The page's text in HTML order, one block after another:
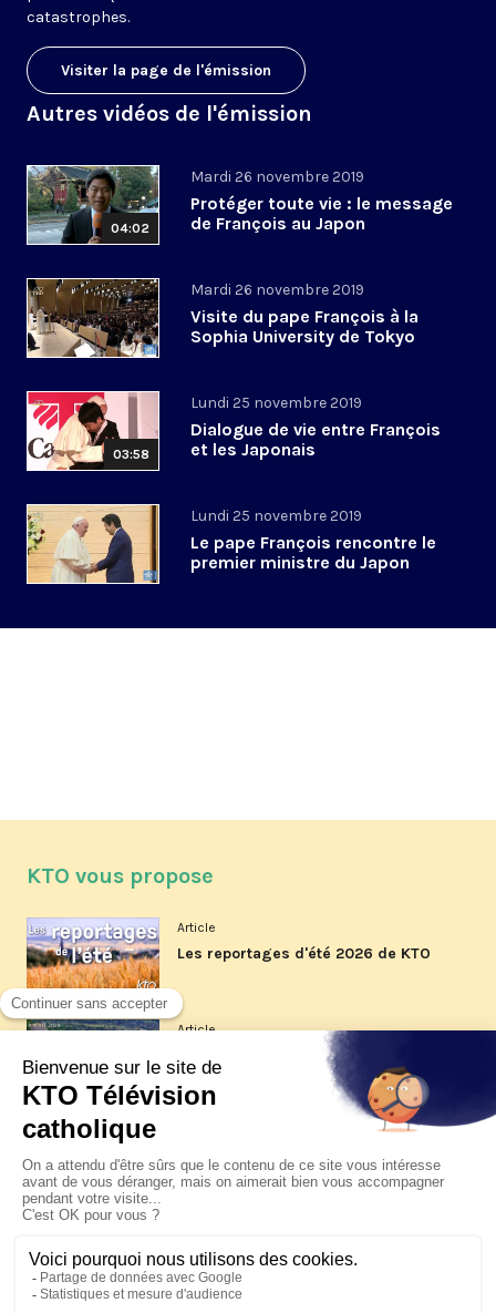
catastrophes.
Visiter la page de l'émission
Autres vidéos de l'émission
04:02
Mardi 26 novembre 2019
Protéger toute vie : le message
de François au Japon
Mardi 26 novembre 2019
Visite du pape François à la
Sophia University de Tokyo
03:58
Lundi 25 novembre 2019
Dialogue de vie entre François
et les Japonais
Lundi 25 novembre 2019
Le pape François rencontre le
premier ministre du Japon
KTO vous propose
Article
Les reportages d'été 2026 de KTO
Article
La visite pastorale du pape Léon
XIV à Assise à suivre sur KTO le
jeudi 6 août
Le pape en Uruguay, Argentine et
Pérou du 6 au 17 novembre 2026
© KTO 2026 —Contact